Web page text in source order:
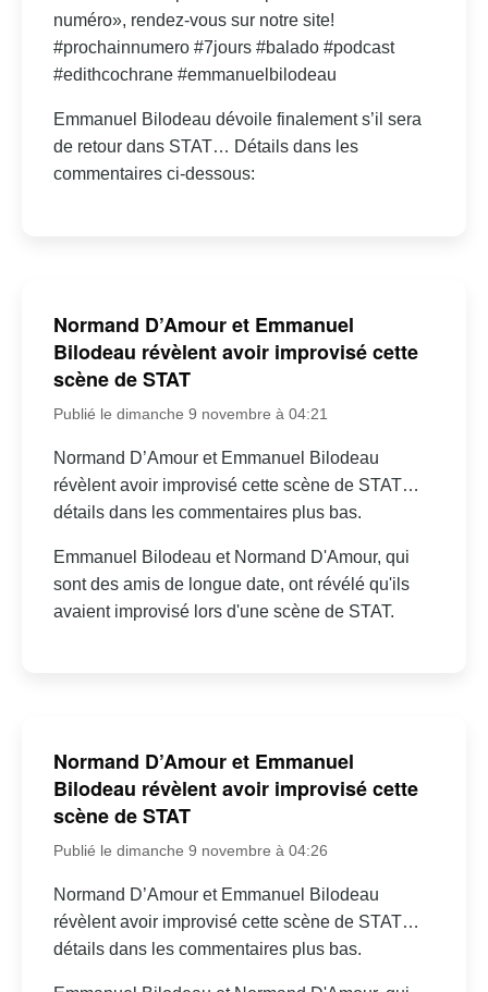
numéro», rendez-vous sur notre site!
#prochainnumero #7jours #balado #podcast
#edithcochrane #emmanuelbilodeau
Emmanuel Bilodeau dévoile finalement s’il sera
de retour dans STAT… Détails dans les
commentaires ci-dessous:
Normand D’Amour et Emmanuel
Bilodeau révèlent avoir improvisé cette
scène de STAT
Publié le dimanche 9 novembre à 04:21
Normand D’Amour et Emmanuel Bilodeau
révèlent avoir improvisé cette scène de STAT…
détails dans les commentaires plus bas.
Emmanuel Bilodeau et Normand D'Amour, qui
sont des amis de longue date, ont révélé qu'ils
avaient improvisé lors d'une scène de STAT.
Normand D’Amour et Emmanuel
Bilodeau révèlent avoir improvisé cette
scène de STAT
Publié le dimanche 9 novembre à 04:26
Normand D’Amour et Emmanuel Bilodeau
révèlent avoir improvisé cette scène de STAT…
détails dans les commentaires plus bas.